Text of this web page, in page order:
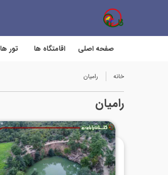
صفحه اصلی اقامتگاه ها تور ها
خانه رامیان
رامیان